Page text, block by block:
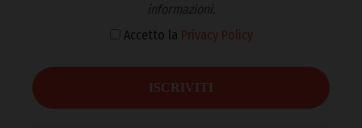
informazioni.
Accetto la Privacy Policy